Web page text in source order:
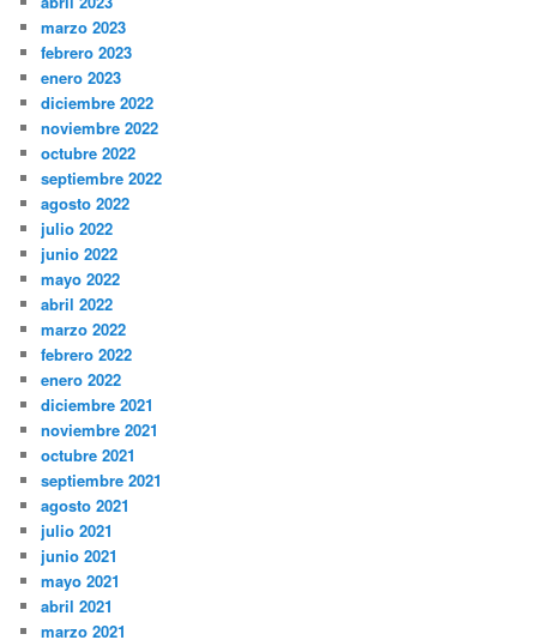
marzo 2023
febrero 2023
enero 2023
diciembre 2022
noviembre 2022
octubre 2022
septiembre 2022
agosto 2022
julio 2022
junio 2022
mayo 2022
abril 2022
marzo 2022
febrero 2022
enero 2022
diciembre 2021
noviembre 2021
octubre 2021
septiembre 2021
agosto 2021
julio 2021
junio 2021
mayo 2021
abril 2021
marzo 2021